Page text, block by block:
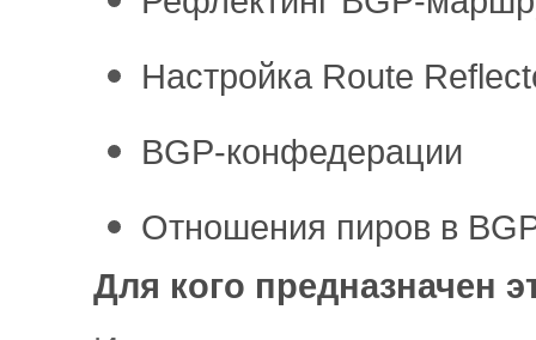
Настройка Route
BGP-конфедерации
Отношения пиров в
Для кого предназначен